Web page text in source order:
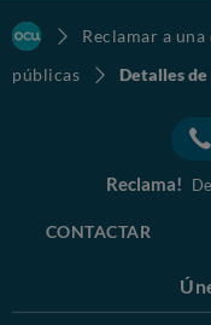
Reclamar a una
públicas
Detalles
Reclama!
CONTACTAR